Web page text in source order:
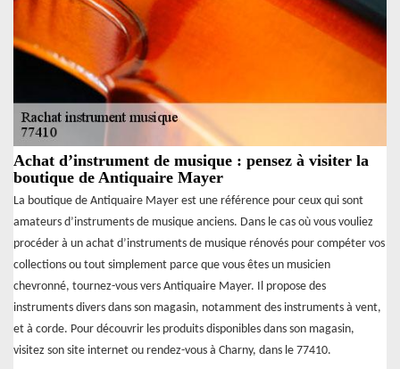
Achat d’instrument de musique : pensez à visiter la
boutique de Antiquaire Mayer
La boutique de Antiquaire Mayer est une référence pour ceux qui sont
amateurs d’instruments de musique anciens. Dans le cas où vous vouliez
procéder à un achat d’instruments de musique rénovés pour compéter vos
collections ou tout simplement parce que vous êtes un musicien
chevronné, tournez-vous vers Antiquaire Mayer. Il propose des
instruments divers dans son magasin, notamment des instruments à vent,
et à corde. Pour découvrir les produits disponibles dans son magasin,
visitez son site internet ou rendez-vous à Charny, dans le 77410.